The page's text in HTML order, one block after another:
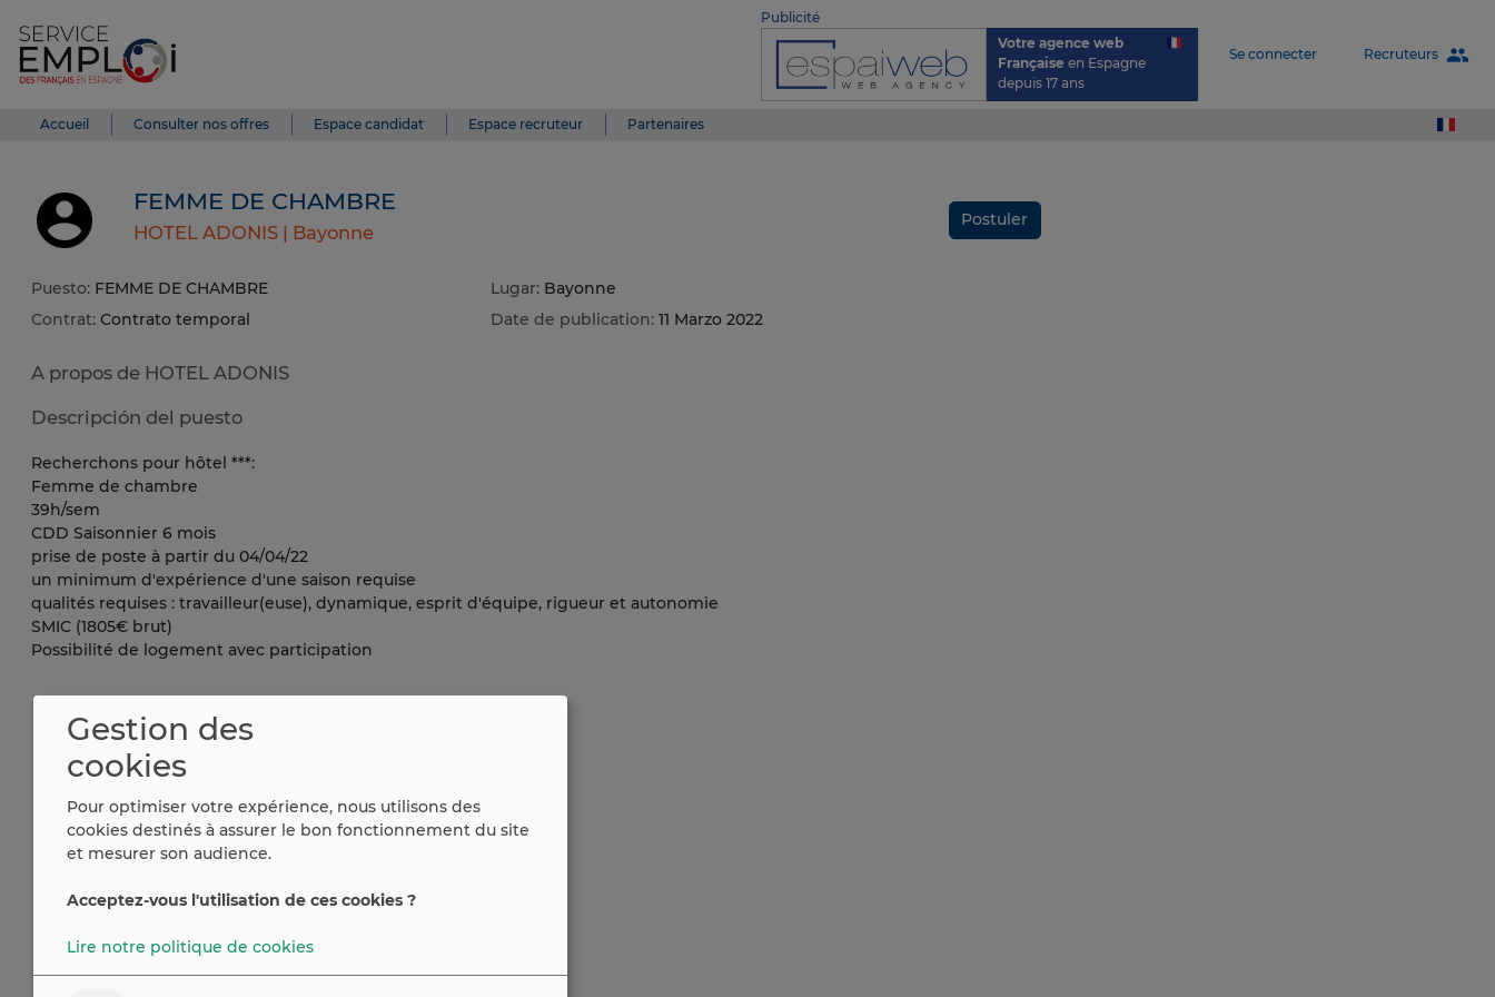
Publicité
Votre agence web
Française en Espagne
depuis 17 ans
Se connecter Recruteurs people
Accueil Consulter nos offres Espace candidat Espace recruteur Partenaires
FEMME DE CHAMBRE
HOTEL ADONIS | Bayonne
Postuler
Puesto: FEMME DE CHAMBRE Lugar: Bayonne
Contrat: Contrato temporal Date de publication: 11 Marzo 2022
A propos de HOTEL ADONIS
Descripción del puesto
Recherchons pour hôtel ***:
Femme de chambre
39h/sem
CDD Saisonnier 6 mois
prise de poste à partir du 04/04/22
un minimum d'expérience d'une saison requise
qualités requises : travailleur(euse), dynamique, esprit d'équipe, rigueur et autonomie
SMIC (1805€ brut)
Possibilité de logement avec participation
Gestion des
cookies
Pour optimiser votre expérience, nous utilisons des
cookies destinés à assurer le bon fonctionnement du site
et mesurer son audience.
Acceptez-vous l'utilisation de ces cookies ?
Lire notre politique de cookies